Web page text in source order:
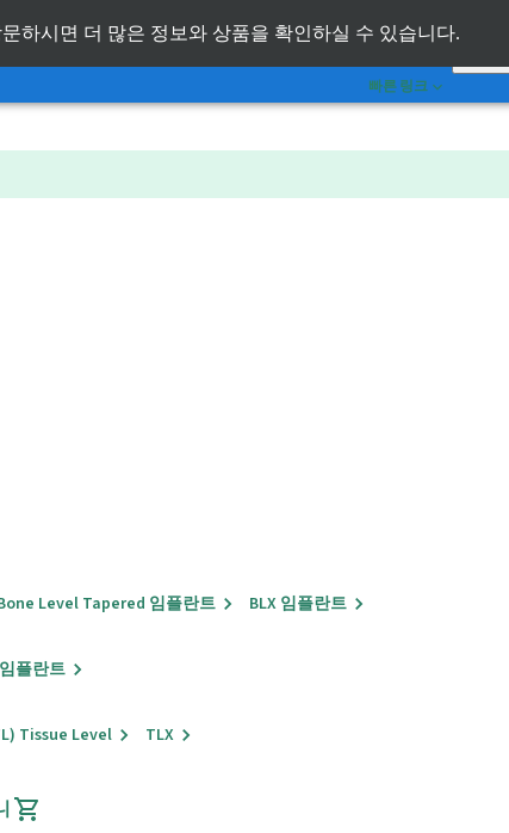
하시면 더 많은 정보와 상품을 확인하실 수 있습니다.
Dr. Portal
빠른 링크
Level Tapered 임플란트
BLX 임플란트
플란트
Tissue Level
TLX